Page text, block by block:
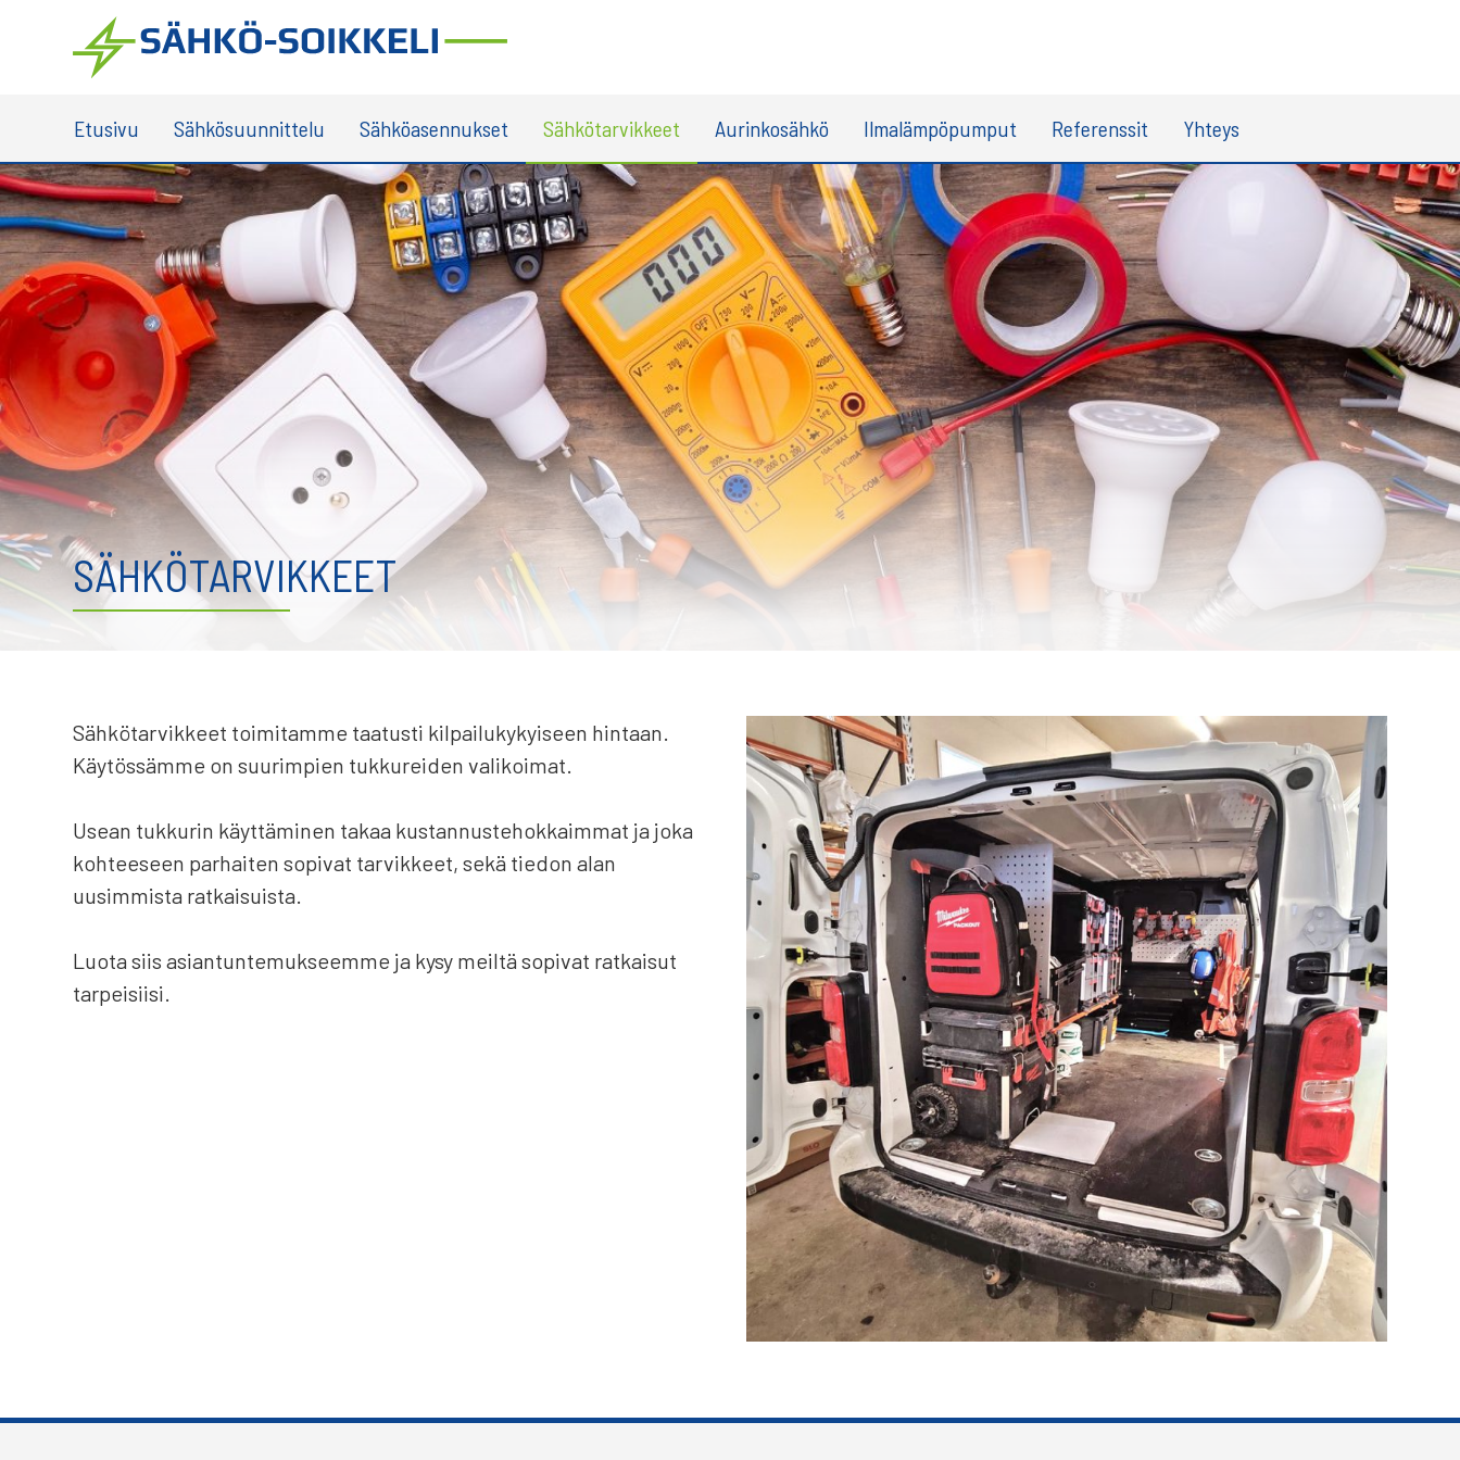
Etusivu
Sähkösuunnittelu Sähköasennukset Sähkötarvikkeet Aurinkosähkö Ilmalämpöpumput Referenssit Yhteys
SÄHKÖTARVIKKEET
Sähkötarvikkeet toimitamme taatusti kilpailukykyiseen hintaan.
Käytössämme on suurimpien tukkureiden valikoimat.
Usean tukkurin käyttäminen takaa kustannustehokkaimmat ja joka
kohteeseen parhaiten sopivat tarvikkeet, sekä tiedon alan
uusimmista ratkaisuista.
Luota siis asiantuntemukseemme ja kysy meiltä sopivat ratkaisut
tarpeisiisi.